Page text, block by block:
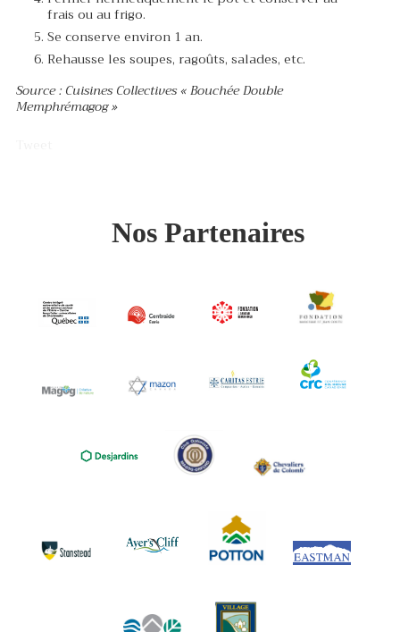
frais ou au frigo.
Se conserve environ 1 an.
Rehausse les soupes, ragoûts, salades, etc.
Source : Cuisines Collectives « Bouchée Double
Memphrémagog »
Nos Partenaires